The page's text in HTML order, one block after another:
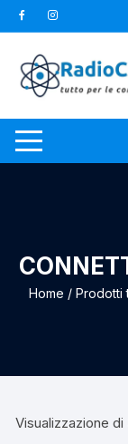
al
contenuto
Home / Prodotti
Visualizzazione di